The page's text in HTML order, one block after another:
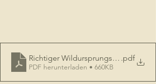
Richtiger Wildursprungsschein 2
.pdf
PDF herunterladen • 660KB